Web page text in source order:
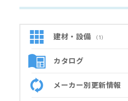
建材・設備 （1）
カタログ
メーカー別更新情報